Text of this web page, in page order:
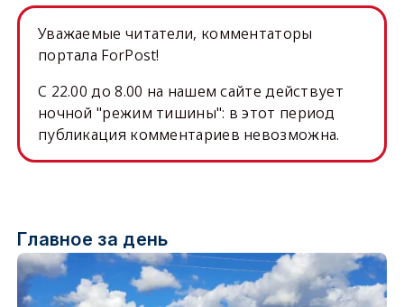
Уважаемые читатели, комментаторы
портала ForPost!
C 22.00 до 8.00 на нашем сайте действует
ночной "режим тишины": в этот период
публикация комментариев невозможна.
Главное за день